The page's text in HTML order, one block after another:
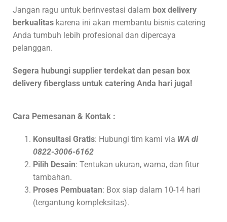
Jangan ragu untuk berinvestasi dalam box delivery
berkualitas karena ini akan membantu bisnis catering
Anda tumbuh lebih profesional dan dipercaya
pelanggan.
Segera hubungi supplier terdekat dan pesan box
delivery fiberglass untuk catering Anda hari juga!
Cara Pemesanan & Kontak :
Konsultasi Gratis: Hubungi tim kami via WA di
0822-3006-6162
Pilih Desain: Tentukan ukuran, warna, dan fitur
tambahan.
Proses Pembuatan: Box siap dalam 10-14 hari
(tergantung kompleksitas).